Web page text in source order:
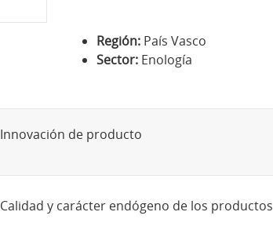
Región: País Vasco
Sector: Enología
Innovación de producto
Calidad y carácter endógeno de los productos